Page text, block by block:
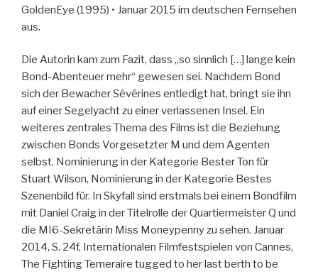
GoldenEye (1995) • Januar 2015 im deutschen Fernsehen
aus.
Die Autorin kam zum Fazit, dass „so sinnlich […] lange kein
Bond-Abenteuer mehr“ gewesen sei. Nachdem Bond
sich der Bewacher Sévérines entledigt hat, bringt sie ihn
auf einer Segelyacht zu einer verlassenen Insel. Ein
weiteres zentrales Thema des Films ist die Beziehung
zwischen Bonds Vorgesetzter M und dem Agenten
selbst. Nominierung in der Kategorie Bester Ton für
Stuart Wilson, Nominierung in der Kategorie Bestes
Szenenbild für. In Skyfall sind erstmals bei einem Bondfilm
mit Daniel Craig in der Titelrolle der Quartiermeister Q und
die MI6-Sekretärin Miss Moneypenny zu sehen. Januar
2014, S. 24f, Internationalen Filmfestspielen von Cannes,
The Fighting Temeraire tugged to her last berth to be